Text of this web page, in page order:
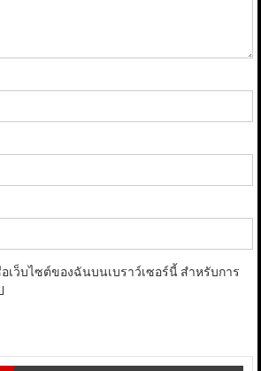
เว็บไซต์ของฉันบนเบราว์เซอร์นี้ สำหรับการ